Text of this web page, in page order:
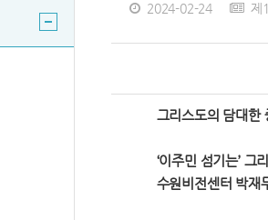
2024-02-24 제
그리스도의 담대한
‘이주민 섬기는’ 그
수원비전센터 박재